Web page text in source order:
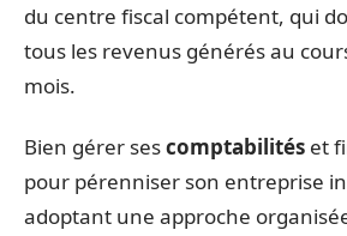
du centre fiscal compétent, qui
tous les revenus générés au
mois.
Bien gérer sescomptabilités et
pour pérenniser son entreprise
adoptant une approche